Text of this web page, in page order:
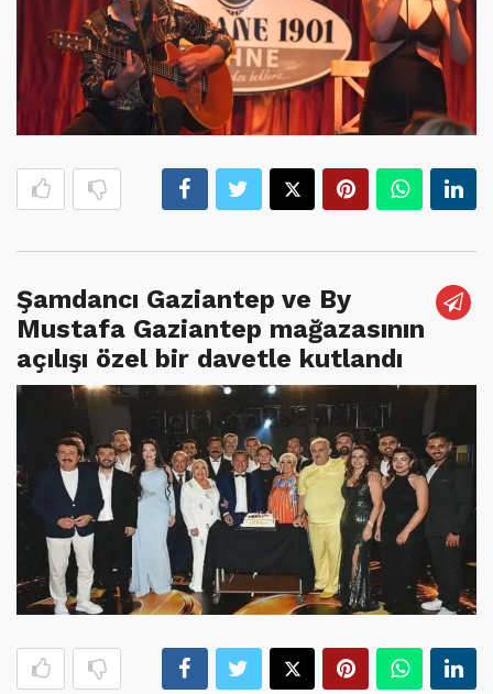
Şamdancı Gaziantep ve By
Mustafa Gaziantep mağazasının
açılışı özel bir davetle kutlandı